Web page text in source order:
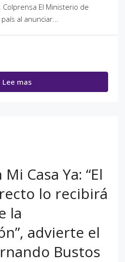
El Ministerio de
al anunciar...
Lee mas
Casa Ya: “El
lo recibirá
la
advierte el
Bustos